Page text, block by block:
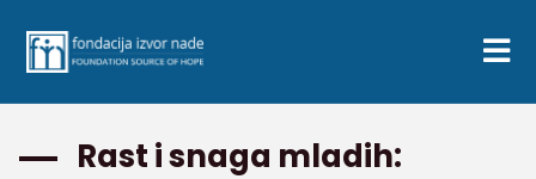
Rast i snaga mladih: